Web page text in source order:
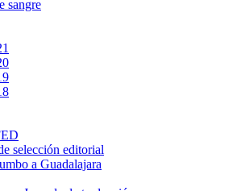
sangre
selección editorial
a Guadalajara